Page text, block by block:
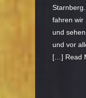
fahren wir
und
und vor
[…] Read